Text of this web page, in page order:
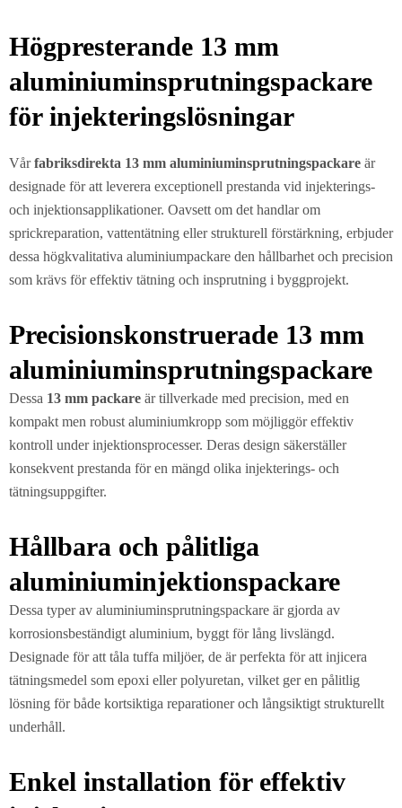
Högpresterande 13 mm
aluminiuminsprutningspackare
för injekteringslösningar
Vårfabriksdirekta 13 mm aluminiuminsprutningspackare är
designade för att leverera exceptionell prestanda vid injekterings-
och injektionsapplikationer. Oavsett om det handlar om
sprickreparation, vattentätning eller strukturell förstärkning, erbjuder
dessa högkvalitativa aluminiumpackare den hållbarhet och precision
som krävs för effektiv tätning och insprutning i byggprojekt.
Precisionskonstruerade 13 mm
aluminiuminsprutningspackare
Dessa 13 mm packare är tillverkade med precision, med en
kompakt men robust aluminiumkropp som möjliggör effektiv
kontroll under injektionsprocesser. Deras design säkerställer
konsekvent prestanda för en mängd olika injekterings- och
tätningsuppgifter.
Hållbara och pålitliga
aluminiuminjektionspackare
Dessa typer av aluminiuminsprutningspackare är gjorda av
korrosionsbeständigt aluminium, byggt för lång livslängd.
Designade för att tåla tuffa miljöer, de är perfekta för att injicera
tätningsmedel som epoxi eller polyuretan, vilket ger en pålitlig
lösning för både kortsiktiga reparationer och långsiktigt strukturellt
underhåll.
Enkel installation för effektiv